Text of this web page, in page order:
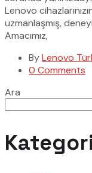
Lenovo
uzmanlaşmış,
Amacımız,
ByLenovo
0 Comments
Ara